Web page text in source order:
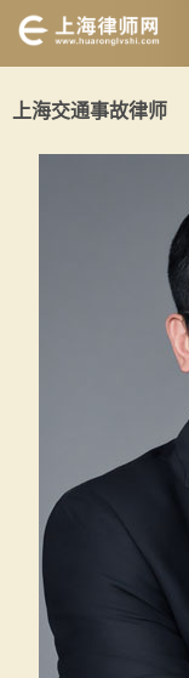
上海交通事故律师